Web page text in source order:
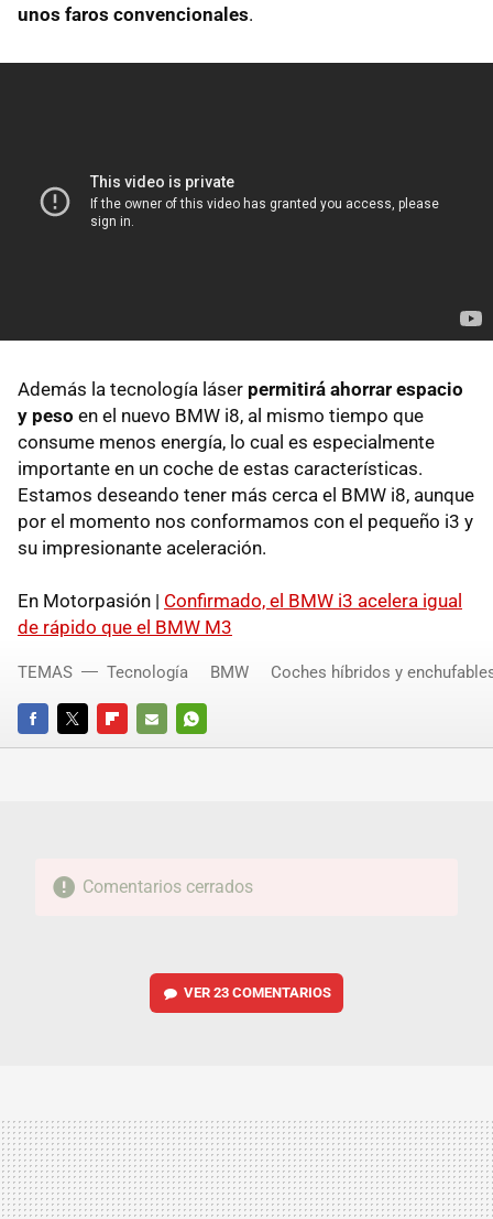
unos faros convencionales.
Además la tecnología láser permitirá ahorrar espacio
y peso en el nuevo BMW i8, al mismo tiempo que
consume menos energía, lo cual es especialmente
importante en un coche de estas características.
Estamos deseando tener más cerca el BMW i8, aunque
por el momento nos conformamos con el pequeño i3 y
su impresionante aceleración.
En Motorpasión | Confirmado, el BMW i3 acelera igual
de rápido que el BMW M3
FACEBOOKTWITTERFLIPBOARD
E-
WHATSAPP
TEMAS Tecnología BMW Coches híbridos y
Comentarios cerrados
VER 23 COMENTARIOS